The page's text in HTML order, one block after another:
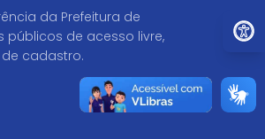
da Prefeitura de
públicos de acesso livre,
cadastro.
Ir